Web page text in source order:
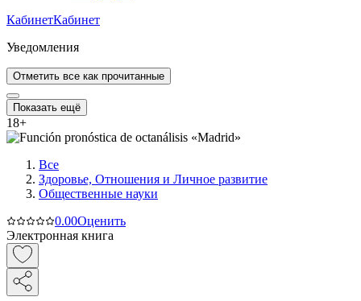
КабинетКабинет
Уведомления
Отметить все как прочитанные
Показать ещё
18+
Все
Здоровье, Отношения и Личное развитие
Общественные науки
0.00Оценить
Электронная книга